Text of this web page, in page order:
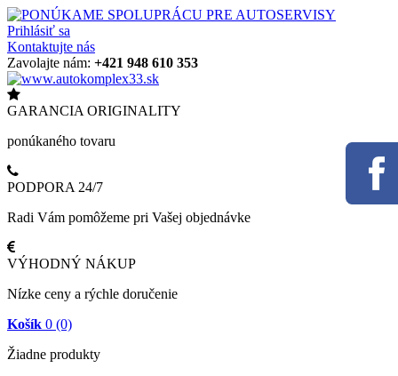
Prihlásiť sa
Kontaktujte nás
Zavolajte nám: +421 948 610 353
GARANCIA ORIGINALITY
ponúkaného tovaru
PODPORA 24/7
Radi Vám pomôžeme pri Vašej objednávke
VÝHODNÝ NÁKUP
Nízke ceny a rýchle doručenie
Košík 0 (0)
Žiadne produkty